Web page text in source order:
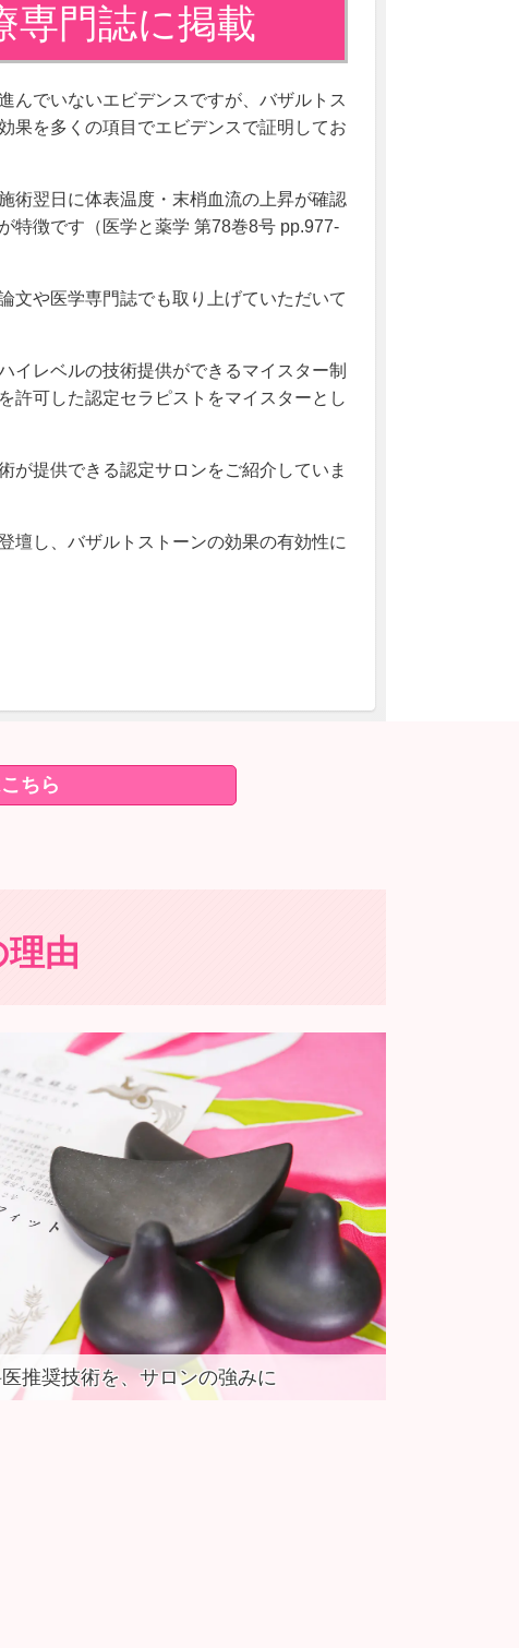
専門誌に掲載
んでいないエビデンスですが、バザルトス
果を多くの項目でエビデンスで証明してお
術翌日に体表温度・末梢血流の上昇が確認
特徴です（医学と薬学 第78巻8号 pp.977-
文や医学専門誌でも取り上げていただいて
イレベルの技術提供ができるマイスター制
許可した認定セラピストをマイスターとし
が提供できる認定サロンをご紹介していま
壇し、バザルトストーンの効果の有効性に
ちら
由
推奨技術を、サロンの強みに